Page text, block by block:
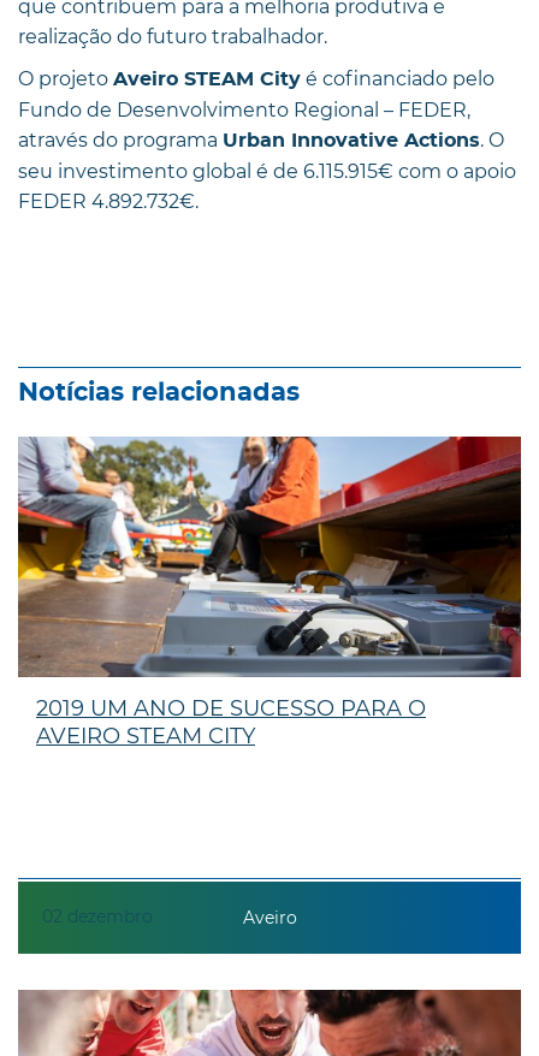
que contribuem para a melhoria produtiva e
realização do futuro trabalhador.
O projeto Aveiro STEAM City é cofinanciado pelo
Fundo de Desenvolvimento Regional – FEDER,
através do programa Urban Innovative Actions. O
seu investimento global é de 6.115.915€ com o apoio
FEDER 4.892.732€.
Notícias relacionadas
02 dezembro
2019 UM ANO DE SUCESSO PARA O
AVEIRO STEAM CITY
Aveiro